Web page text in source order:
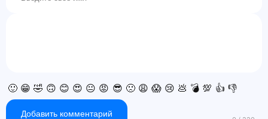
🙂 😁 🤣 🙃 😊 😍 😐 😡 😎 🙁 😩 😱 😢 💩 💣 💯 👍 👎
Добавить комментарий